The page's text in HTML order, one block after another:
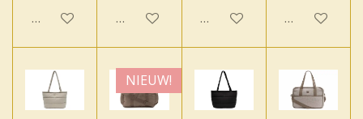
In winkelwagenIn winkelwagenIn winkelwagen
In
NIEUW!